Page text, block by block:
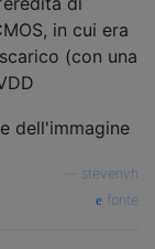
in cui era
(con una
DD
stevenvh
fonte